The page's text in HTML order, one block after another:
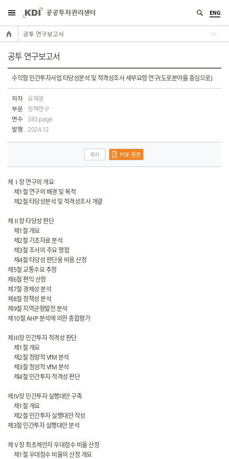
ENG
공투 연구보고서
공투 연구보고서
수익형 민간투자사업 타당성분석 및 적격성조사 세부요령 연구(도로분야를 중심으로)
저자
유재광
부문
정책연구
면수
383 page
발행
2024.12
목차 PDF 원본
제Ⅰ장 연구의 개요
제1절 연구의 배경 및 목적
제2절 타당성분석 및 적격성조사 개괄
제Ⅱ장 타당성 판단
제1절 개요
제2절 기초자료 분석
제3절 조사의 주요 쟁점
제4절 타당성 판단용 비용 산정
제5절 교통수요 추정
제6절 편익 산정
제7절 경제성 분석
제8절 정책성 분석
제9절 지역균형발전 분석
제10절 AHP 분석에 의한 종합평가
제Ⅲ장 민간투자 적격성 판단
제1절 개요
제2절 정량적 VfM 분석
제3절 정성적 VfM 분석
제4절 민간투자 적격성 판단
제Ⅳ장 민간투자 실행대안 구축
제1절 개요
제2절 민간투자 실행대안 작성
제3절 민간투자 실행대안 분석
제Ⅴ장 최초제안자 우대점수 비율 산정
제1절 우대점수 비율의 산정 개요